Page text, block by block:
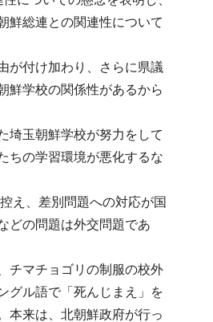
鮮総連との関連性について
が付け加わり、さらに県議
鮮学校の関係性があるから
埼玉朝鮮学校が努力をして
ちの学習環境が悪化するな
え、差別問題への対応が国
どの問題は外交問題であ
チマチョゴリの制服の校外
グル語で「死んじまえ」を
本来は、北朝鮮政府が行っ